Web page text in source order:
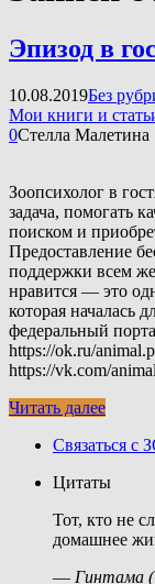
Эпизод в
10.08.2019Без
Мои книги и
0Стелла Малетина
Зоопсихолог в
задача, помогать
поиском и
Предоставление
поддержки всем
нравится — это
которая началась
федеральный
https://ok.ru/
https://vk.com/
Читать далее
Связаться
Цитаты
Тот, кто не
домашнее
— Гинтама